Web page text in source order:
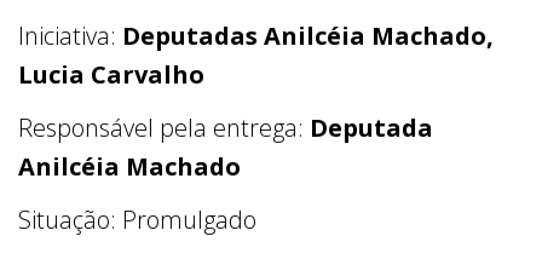
Iniciativa: Deputadas Anilcéia Machado,
Lucia Carvalho
Responsável pela entrega: Deputada
Anilcéia Machado
Situação: Promulgado